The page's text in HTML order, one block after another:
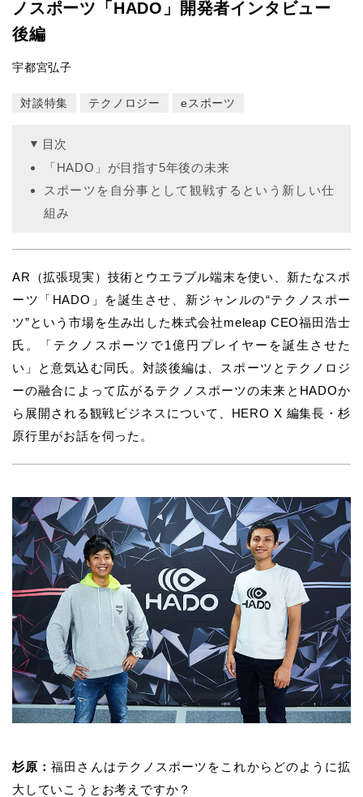
ノスポーツ「HADO」開発者インタビュー
後編
宇都宮弘子
対談特集 テクノロジー eスポーツ
目次
「HADO」が目指す5年後の未来
スポーツを自分事として観戦するという新しい仕
組み
AR（拡張現実）技術とウエラブル端末を使い、新たなスポ
ーツ「HADO」を誕生させ、新ジャンルの“テクノスポー
ツ”という市場を生み出した株式会社meleap CEO福田浩士
氏。「テクノスポーツで1億円プレイヤーを誕生させた
い」と意気込む同氏。対談後編は、スポーツとテクノロジ
ーの融合によって広がるテクノスポーツの未来とHADOか
ら展開される観戦ビジネスについて、HERO X 編集長・杉
原行里がお話を伺った。
杉原：福田さんはテクノスポーツをこれからどのように拡
大していこうとお考えですか？